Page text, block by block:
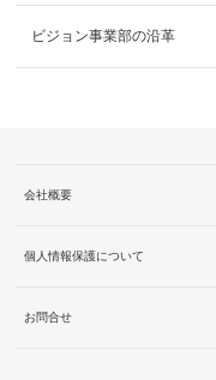
ビジョン事業部の沿革
会社概要
個人情報保護について
お問合せ